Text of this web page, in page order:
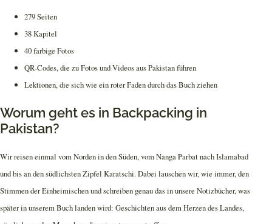
279 Seiten
38 Kapitel
40 farbige Fotos
QR-Codes, die zu Fotos und Videos aus Pakistan führen
Lektionen, die sich wie ein roter Faden durch das Buch ziehen
Worum geht es in Backpacking in
Pakistan?
Wir reisen einmal vom Norden in den Süden, vom Nanga Parbat nach Islamabad
und bis an den südlichsten Zipfel Karatschi. Dabei lauschen wir, wie immer, den
Stimmen der Einheimischen und schreiben genau das in unsere Notizbücher, was
später in unserem Buch landen wird: Geschichten aus dem Herzen des Landes,